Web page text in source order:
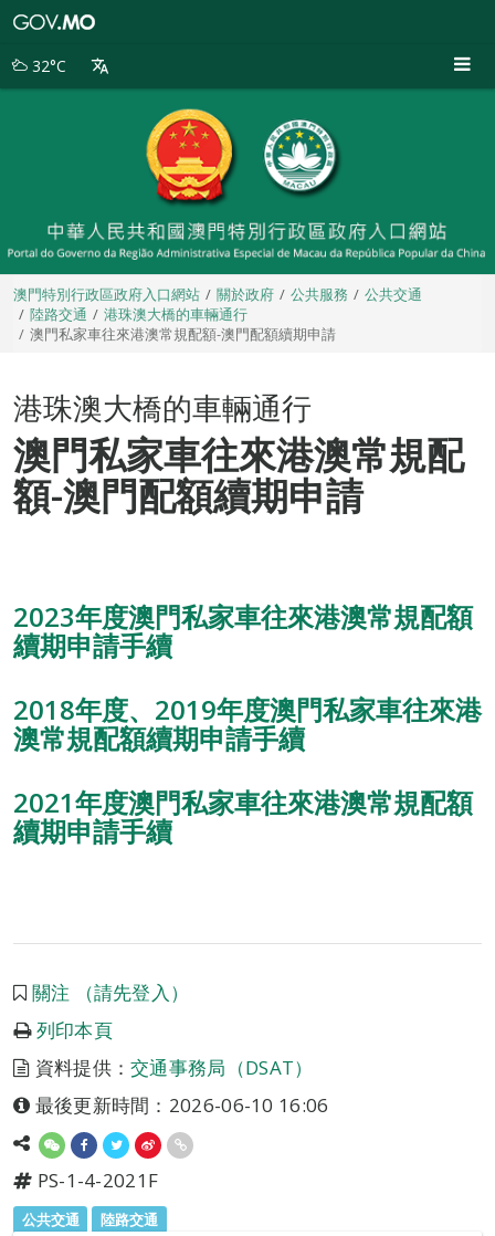
別
32°C
澳門特別行政區政府入口網站 關於政府 公共服務
公共交通
陸路交通
港珠澳大橋的車輛通行
澳門私家車往來港澳常規配額-澳門配額續期申請
港珠澳大橋的車輛通行
澳門私家車往來港澳常規配
額-澳門配額續期申請
2023年度澳門私家車往來港澳常規配額
續期申請手續
2018年度、2019年度澳門私家車往來港
澳常規配額續期申請手續
2021年度澳門私家車往來港澳常規配額
續期申請手續
關注 （請先登入）
列印本頁
資料提供：交通事務局（DSAT）
最後更新時間：2026-06-10 16:06
PS-1-4-2021F
公共交通 陸路交通